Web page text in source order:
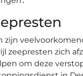
zijn
zeepresten zich
om deze